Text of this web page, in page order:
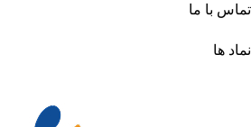
تماس با ما
نماد ها